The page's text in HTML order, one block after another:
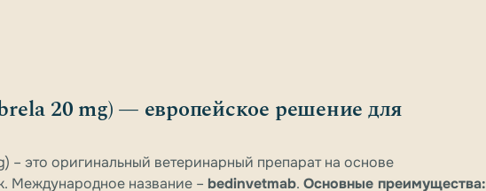
20 mg) — европейское решение для
– это оригинальный ветеринарный препарат на основе
Международное название – bedinvetmab. Основные преимущества: